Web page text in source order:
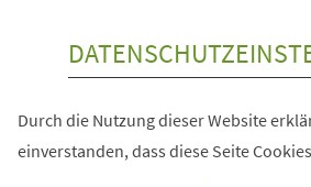
Durch die Nutzung dieser Website
einverstanden, dass diese Seite